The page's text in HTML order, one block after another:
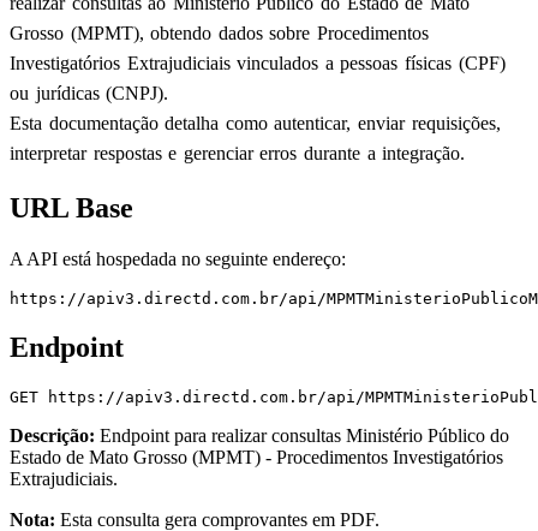
Grosso (MPMT), obtendo dados sobre Procedimentos
Investigatórios Extrajudiciais vinculados a pessoas físicas (CPF)
ou jurídicas (CNPJ).
Esta documentação detalha como autenticar, enviar requisições,
interpretar respostas e gerenciar erros durante a integração.
URL Base
A API está hospedada no seguinte endereço:
https://apiv3.directd.com.br/api/
Endpoint
GET https://apiv3.directd.com.br/api/
Descrição: Endpoint para realizar consultas Ministério Público do
Estado de Mato Grosso (MPMT) - Procedimentos Investigatórios
Extrajudiciais.
Nota: Esta consulta gera comprovantes em PDF.